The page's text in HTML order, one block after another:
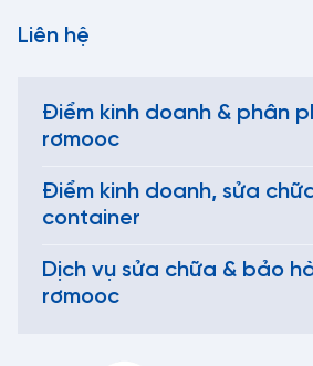
Liên hệ
Điểm kinh doanh & phân
rơmooc
Điểm kinh doanh, sửa
container
Dịch vụ sửa chữa & bảo
rơmooc